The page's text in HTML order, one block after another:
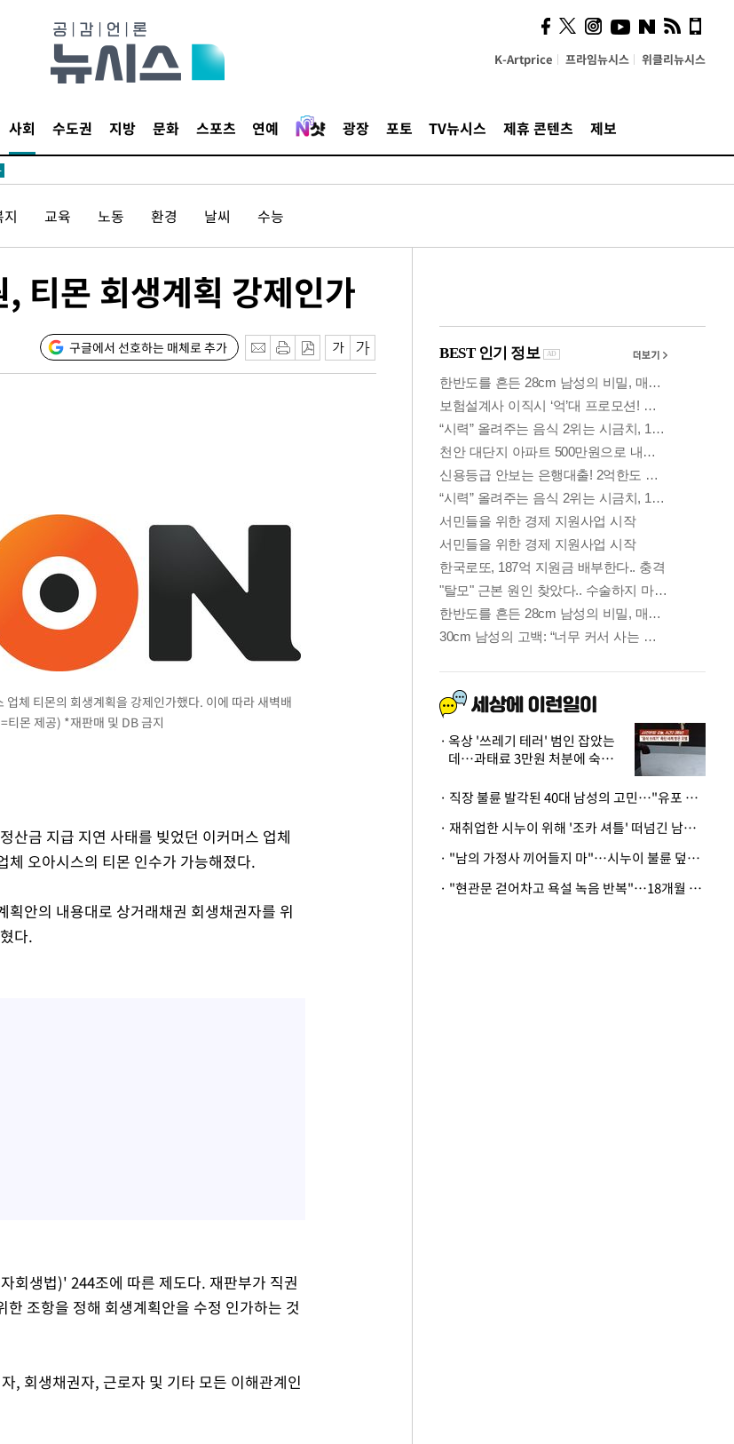
K-Artprice 프라임뉴시스 위클리뉴시스
사회 수도권 지방 문화 스포츠 연예 광장 포토 TV뉴시스 제휴 콘텐츠 제보
교육 노동 환경 날씨 수능
티몬 회생계획 강제인가
구글에서 선호하는 매체로 추가
체 티몬의 회생계획을 강제인가했다. 이에 따라 새벽배
티몬 제공) *재판매 및 DB 금지
산금 지급 지연 사태를 빚었던 이커머스 업체
체 오아시스의 티몬 인수가 가능해졌다.
안의 내용대로 상거래채권 회생채권자를 위
다.
회생법)' 244조에 따른 제도다. 재판부가 직권
조항을 정해 회생계획안을 수정 인가하는 것
, 회생채권자, 근로자 및 기타 모든 이해관계인
시, 스마트폰 액세서리에
NFC 더했다
옥상 '쓰레기 테러' 범인 잡았는
데…과태료 3만원 처분에 숙박업
· 직장 불륜 발각된 40대 남성의 고민…"유포 동료 명예훼손·협박죄 고소 가능할까"
· 재취업한 시누이 위해 '조카 셔틀' 떠넘긴 남편…아내 "난 못한다"
· "남의 가정사 끼어들지 마"…시누이 불륜 덮으려는 남편에 억울한 아내
· "현관문 걷어차고 욕설 녹음 반복"…18개월 아기 키우는 집 뒤흔든 '앞집의 비극'